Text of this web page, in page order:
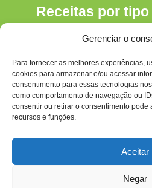
Gerenciar o
Para fornecer as melhores experiências,
cookies para armazenar e/ou acessar
consentimento para essas tecnologias
como comportamento de navegação ou
consentir ou retirar o consentimento pode
recursos e funções.
Aceitar
Negar
Receitas por
Gluten‑free
Hipocalórica
Low Carb
Nenhum
Paleo